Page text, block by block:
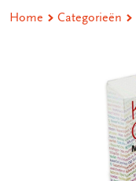
Home Categorieën